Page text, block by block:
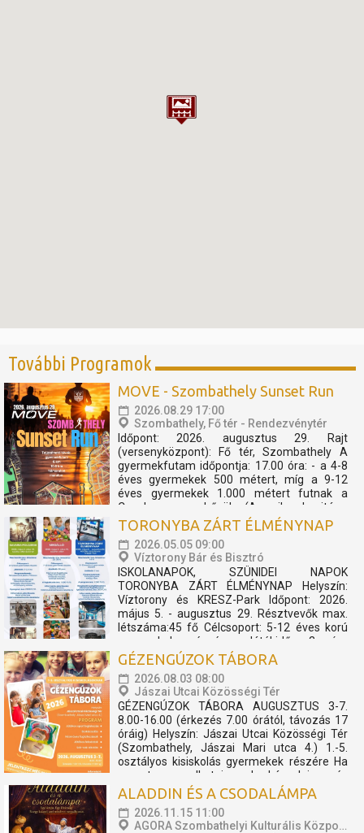
További Programok
MOVE - Szombathely Sunset Run
2026.08.29 17:00
Szombathely, Fő tér - Rendezvénytér
Időpont: 2026. augusztus 29. Rajt
(versenyközpont): Fő tér, Szombathely A
gyermekfutam időpontja: 17.00 óra: - a 4-8
éves gyermekek 500 métert, míg a 9-12
éves gyermekek 1.000 métert futnak a
Cosplay szuperhősök (Amerika kapitány,
Thor, Pókember, Venom) műsorát, és a velük
való közös bemelegítést követően....
TORONYBA ZÁRT ÉLMÉNYNAP
2026.05.05 09:00
Víztorony Bár és Bisztró
ISKOLANAPOK, SZÜNIDEI NAPOK
TORONYBA ZÁRT ÉLMÉNYNAP Helyszín:
Víztorony és KRESZ-Park Időpont: 2026.
május 5. - augusztus 29. Résztvevők max.
létszáma:45 fő Célcsoport: 5-12 éves korú
gyermekek részére Játékidő: 2 óra
Programelemek: Toronylátogatás és KRESZ
Park A program keretében a csoportok
részére...
GÉZENGÚZOK TÁBORA
2026.08.03 08:00
Jászai Utcai Közösségi Tér
GÉZENGÚZOK TÁBORA AUGUSZTUS 3-7.
8.00-16.00 (érkezés 7.00 órától, távozás 17
óráig) Helyszín: Jászai Utcai Közösségi Tér
(Szombathely, Jászai Mari utca 4.) 1.-5.
osztályos kisiskolás gyermekek részére Ha
szeretsz alkotni, barkácsolni és
kézműveskedni, akkor nálunk szuper heted
lesz! A tábor minden...
ALADDIN ÉS A CSODALÁMPA
2026.11.15 11:00
AGORA Szombathelyi Kulturális Központ